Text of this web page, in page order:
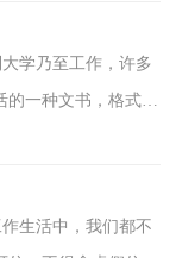
学乃至工作，许多
的一种文书，格式可
何写...
生活中，我们都不